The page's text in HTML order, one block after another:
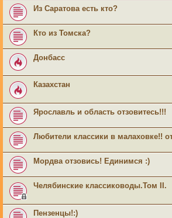
Из Саратова есть кто?
Кто из Томска?
Донбасс
Казахстан
Ярославль и область отзовитесь!!!
Любители классики в малаховке!!
Мордва отзовись! Единимся :)
Челябинские классиководы.Том II.
Пензенцы!:)